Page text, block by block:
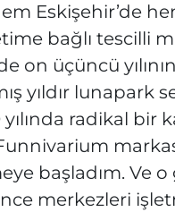
Eskişehir’de
bağlı tescilli
on üçüncü
yıldır
yılında radikal bir
başladım. Ve o
merkezleri